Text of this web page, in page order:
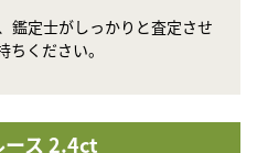
鑑定士がしっかりと査定させ
ください。
ース 2.4ct